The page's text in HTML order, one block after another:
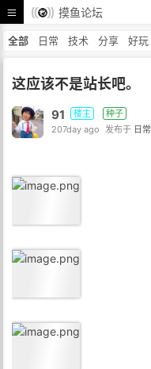
摸鱼论坛
全部 日常 技术 分享 好玩
这应该不是站长吧。
91 楼主
种子
207day ago
发布于 日常